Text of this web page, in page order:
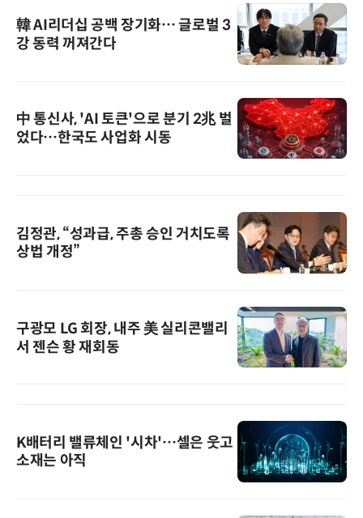
韓 AI리더십 공백 장기화… 글로벌 3
강 동력 꺼져간다
中 통신사, 'AI 토큰'으로 분기 2兆 벌
었다…한국도 사업화 시동
김정관, “성과급, 주총 승인 거치도록
상법 개정”
구광모 LG 회장, 내주 美 실리콘밸리
서 젠슨 황 재회동
K배터리 밸류체인 '시차'…셀은 웃고
소재는 아직